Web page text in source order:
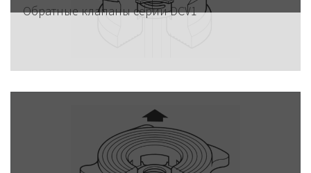
Обратные клапаны серии DCV1